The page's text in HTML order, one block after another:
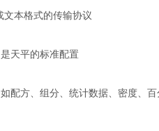
文本格式的传输协议
天平的标准配置
配方、组分、统计数据、密度、